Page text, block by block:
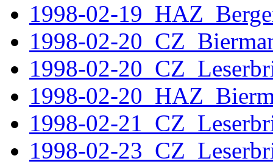
1998-02-
1998-02-
1998-02-
1998-02-
1998-02-21 CZ
1998-02-